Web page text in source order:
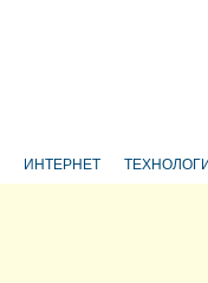
ИНТЕРНЕТ